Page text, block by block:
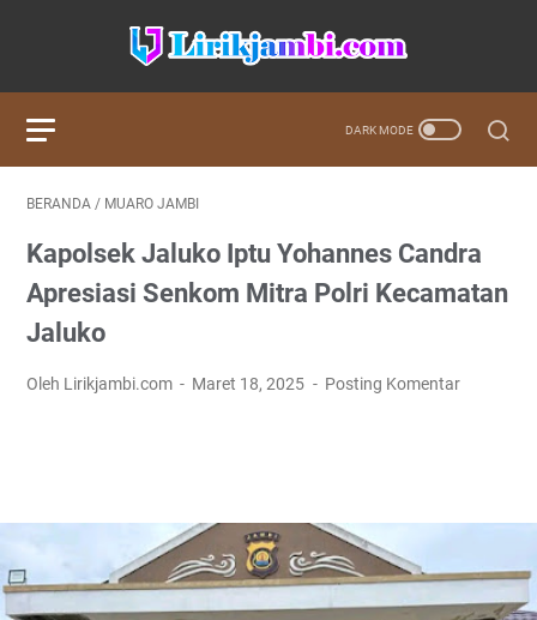
BERANDA / MUARO JAMBI
Kapolsek Jaluko Iptu Yohannes Candra
Apresiasi Senkom Mitra Polri Kecamatan
Jaluko
Oleh Lirikjambi.com Maret 18, 2025 Posting Komentar